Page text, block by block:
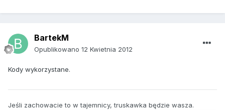
BartekM
Opublikowano 12 Kwietnia 2012
Kody wykorzystane.
Jeśli zachowacie to w tajemnicy, truskawka będzie wasza.